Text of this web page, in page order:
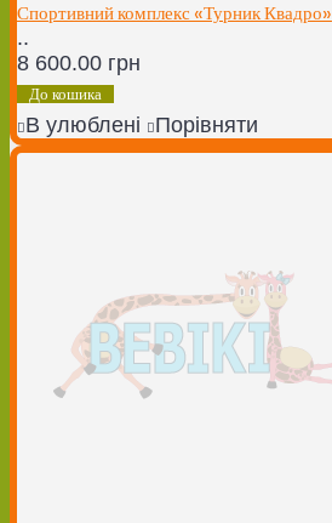
Спортивний комплекс «Турник Квадро»
..
8 600.00 грн
До кошика
В улюблені Порівняти